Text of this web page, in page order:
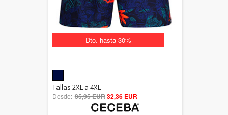
Dto. hasta 30%
5.00
out of 5
Tallas 2XL a 4XL
Desde: 35,95 EUR32,36 EUR